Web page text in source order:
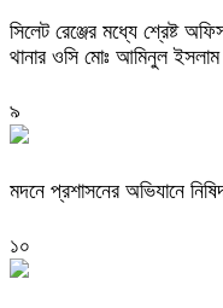
সিলেট রেঞ্জের মধ্যে শ্রেষ্ট
থানার ওসি মোঃ আমিনুল ইসলাম
৯
মদনে প্রশাসনের অভিযানে
১০